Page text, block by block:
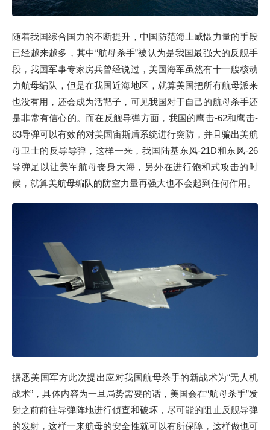
随着我国综合国力的不断提升，中国防范海上威慑力量的手段
已经越来越多，其中“航母杀手”被认为是我国最强大的反舰手
段，我国军事专家房兵曾经说过，美国海军虽然有十一艘核动
力航母编队，但是在我国近海地区，就算美国把所有航母派来
也没有用，还会成为活靶子，可见我国对于自己的航母杀手还
是非常有信心的。而在反舰导弹方面，我国的鹰击-62和鹰击-
83导弹可以有效的对美国宙斯盾系统进行突防，并且骗出美航
母卫士的反导导弹，这样一来，我国陆基东风-21D和东风-26
导弹足以让美军航母丧身大海，另外在进行饱和式攻击的时
候，就算美航母编队的防空力量再强大也不会起到任何作用。
据悉美国军方此次提出应对我国航母杀手的新战术为“无人机
战术”，具体内容为一旦局势需要的话，美国会在“航母杀手”发
射之前前往导弹阵地进行侦查和破坏，尽可能的阻止反舰导弹
的发射，这样一来航母的安全性就可以有所保障，这样做也可